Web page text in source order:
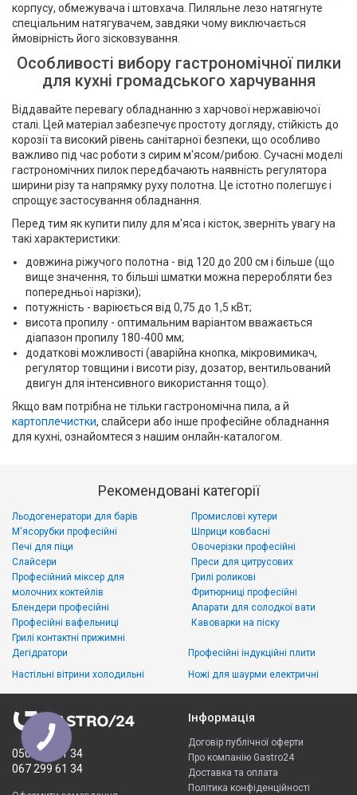
корпусу, обмежувача і штовхача. Пиляльне лезо натягнуте
спеціальним натягувачем, завдяки чому виключається
ймовірність його зісковзування.
Особливості вибору гастрономічної пилки
для кухні громадського харчування
Віддавайте перевагу обладнанню з харчової нержавіючої
сталі. Цей матеріал забезпечує простоту догляду, стійкість до
корозії та високий рівень санітарної безпеки, що особливо
важливо під час роботи з сирим м'ясом/рибою. Сучасні моделі
гастрономічних пилок передбачають наявність регулятора
ширини різу та напрямку руху полотна. Це істотно полегшує і
спрощує застосування обладнання.
Перед тим як купити пилу для м'яса і кісток, зверніть увагу на
такі характеристики:
довжина ріжучого полотна - від 120 до 200 см і більше (що
вище значення, то більші шматки можна переробляти без
попередньої нарізки);
потужність - варіюється від 0,75 до 1,5 кВт;
висота пропилу - оптимальним варіантом вважається
діапазон пропилу 180-400 мм;
додаткові можливості (аварійна кнопка, мікровимикач,
регулятор товщини і висоти різу, дозатор, вентильований
двигун для інтенсивного використання тощо).
Якщо вам потрібна не тільки гастрономічна пила, а й
картоплечистки, слайсери або інше професійне обладнання
для кухні, ознайомтеся з нашим онлайн-каталогом.
Рекомендовані категорії
Льодогенератори для барів
М'ясорубки професійні
Печі для піци
Слайсери
Промислові кутери
Шприци ковбасні
Овочерізки професійні
Преси для цитрусових
Професійний міксер для
молочних коктейлів
Блендери професійні
Професійні вафельниці
Грилі контактні прижимні
Грилі роликові
Фритюрниці професійні
Апарати для солодкої вати
Кавоварки на піску
Дегідратори
Настільні вітрини холодильні
Професійні індукційні плити
Ножі для шаурми електричні
050 335 61 34
067 299 61 34
Інформація
Договір публічної оферти
Про компанію Gastro24
Доставка та оплата
Політика конфіденційності